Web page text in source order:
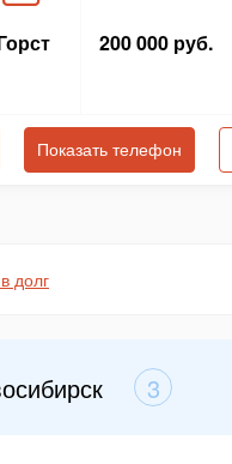
200 000 руб.
Показать телефон
долг
3